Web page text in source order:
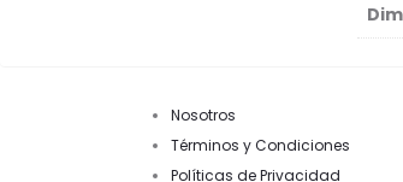
Nosotros
Términos y Condiciones
Políticas de Privacidad